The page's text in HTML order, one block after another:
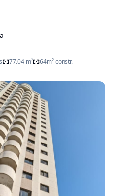
77.04 m² 64m² constr.